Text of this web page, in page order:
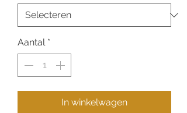
Aantal *
In winkelwagen